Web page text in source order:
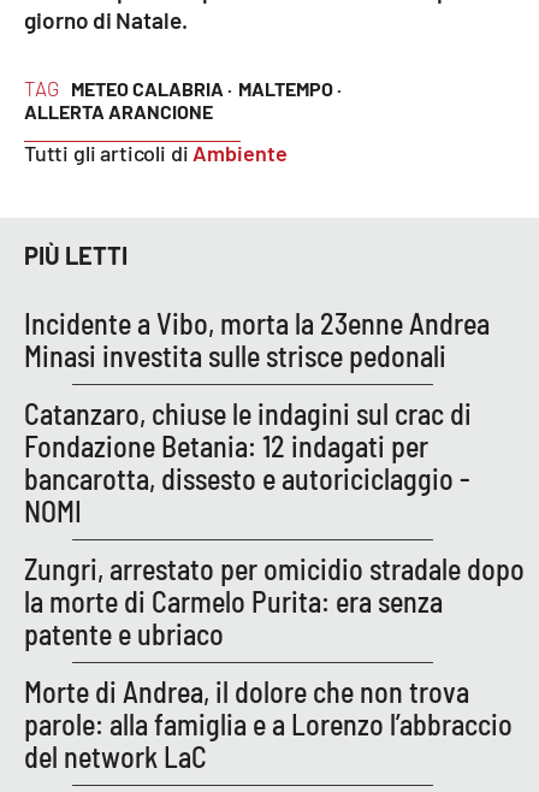
RUBRICHE
Parchi Marini Calabria
Leggendo Alvaro insieme
Imprese Di Calabria
Le perfidie di Antonella Grippo
Venti di comunicazione
STREAMING
LaC TV
LaC Network
LaC OnAir
TAG METEO CALABRIA · MALTEMPO ·
ALLERTA ARANCIONE
Tutti gli articoli di Ambiente
giorno di Natale.
PIÙ LETTI
Incidente a Vibo, morta la 23enne Andrea
Minasi investita sulle strisce pedonali
Catanzaro, chiuse le indagini sul crac di
Fondazione Betania: 12 indagati per
bancarotta, dissesto e autoriciclaggio -
NOMI
Zungri, arrestato per omicidio stradale dopo
la morte di Carmelo Purita: era senza
patente e ubriaco
Morte di Andrea, il dolore che non trova
parole: alla famiglia e a Lorenzo l’abbraccio
del network LaC